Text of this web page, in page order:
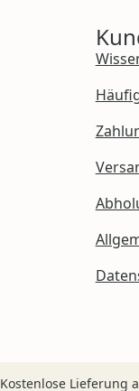
Kostenlose Lieferung